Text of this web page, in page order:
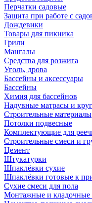
Перчатки садовые
Защита при работе с
Дождевики
Товары для пикника
Грили
Мангалы
Средства для розжига
Уголь, дрова
Бассейны и аксессуары
Бассейны
Химия для бассейнов
Надувные матрасы и
Строительные материалы
Потолки подвесные
Комплектующие для
Строительные смеси и
Цемент
Штукатурки
Шпаклёвки сухие
Шпаклёвки готовые к
Сухие смеси для пола
Монтажные и кладочные